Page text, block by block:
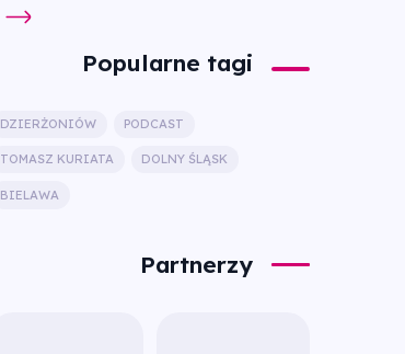
Popularne tagi
DZIERŻONIÓW PODCAST
TOMASZ KURIATA DOLNY ŚLĄSK
BIELAWA
Partnerzy